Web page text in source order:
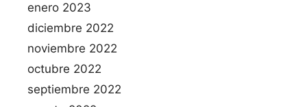
enero 2023
diciembre 2022
noviembre 2022
octubre 2022
septiembre 2022